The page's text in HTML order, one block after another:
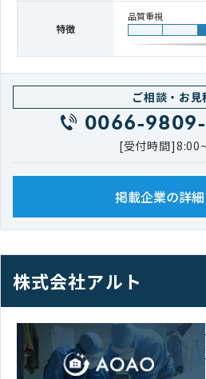
特徴
品質重視
ご相談・お見
0066-
[受付時間
掲載企業の詳
株式会社アルト